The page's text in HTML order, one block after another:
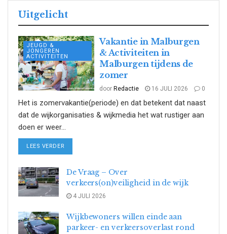
Uitgelicht
JEUGD &
JONGEREN
ACTIVITEITEN
Vakantie in Malburgen
& Activiteiten in
Malburgen tijdens de
zomer
door Redactie 16 JULI 2026 0
Het is zomervakantie(periode) en dat betekent dat naast
dat de wijkorganisaties & wijkmedia het wat rustiger aan
doen er weer...
LEES VERDER
De Vraag – Over
verkeers(on)veiligheid in de wijk
4 JULI 2026
Wijkbewoners willen einde aan
parkeer- en verkeersoverlast rond